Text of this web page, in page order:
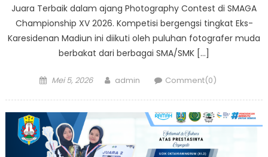
Juara Terbaik dalam ajang Photography Contest di SMAGA
Championship XV 2026. Kompetisi bergengsi tingkat Eks-
Karesidenan Madiun ini diikuti oleh puluhan fotografer muda
berbakat dari berbagai SMA/SMK […]
Posted
Mei 5, 2026 Author
admin Comment(0)